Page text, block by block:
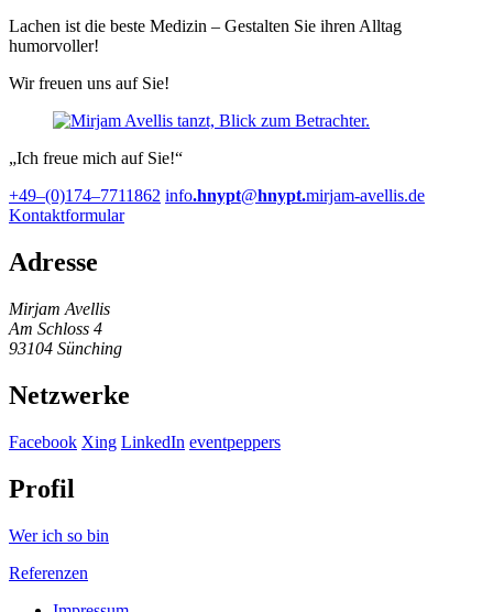
Lachen ist die beste Medizin – Gestalten Sie ihren Alltag
humorvoller!
Wir freuen uns auf Sie!
Ich freue mich auf Sie!
+49–(0)174–7711862 info.hnypt@hnypt.mirjam-avellis.de
Kontaktformular
Adresse
Mirjam Avellis
Am Schloss 4
93104 Sünching
Netzwerke
Facebook Xing LinkedIn eventpeppers
Profil
Wer ich so bin
Referenzen